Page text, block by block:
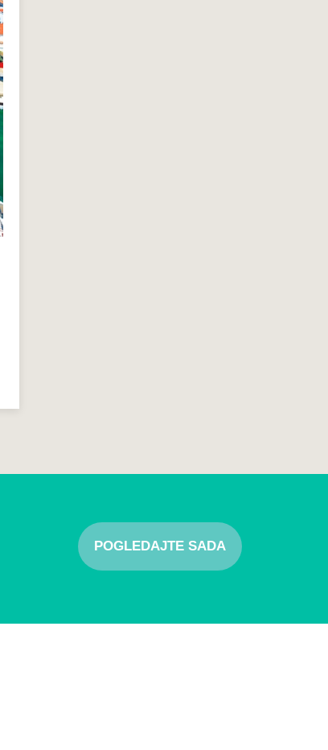
POGLEDAJTE SADA